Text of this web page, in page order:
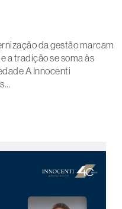
da gestão marcam
a tradição se soma às
A Innocenti